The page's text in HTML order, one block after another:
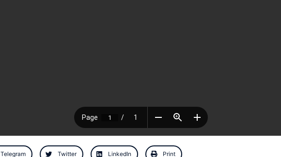
Telegram Twitter LinkedIn Print